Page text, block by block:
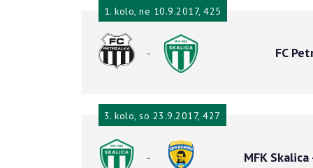
1. kolo, ne 10.9.2017, 425
- FC
3. kolo, so 23.9.2017, 427
- MFK Skalica